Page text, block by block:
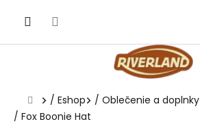
Domov
/ Eshop / Oblečenie a doplnky
/ Fox Boonie Hat